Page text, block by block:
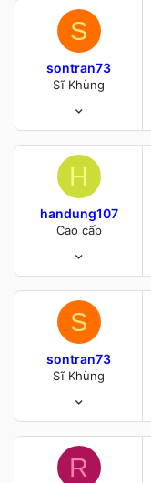
Hà Nội &.....
S
sontran73
Sĩ Khùng
0
Hà Nội &.....
H
handung107
Cao cấp
15
S
sontran73
Sĩ Khùng
0
Hà Nội &.....
R